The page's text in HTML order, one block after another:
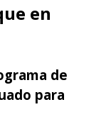
en
de
para